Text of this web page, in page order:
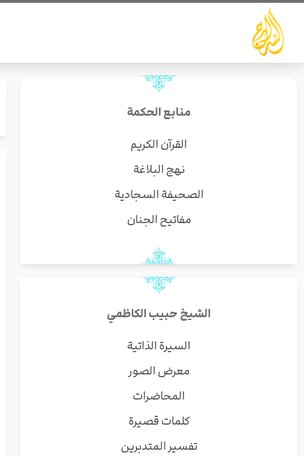
تخطي
المحتوى
منابع الحكمة
القرآن الكريم
نهج البلاغة
الصحيفة السجادية
مفاتيح الجنان
الشيخ حبيب الكاظمي
السيرة الذاتية
معرض الصور
المحاضرات
كلمات قصيرة
تفسير المتدبرين